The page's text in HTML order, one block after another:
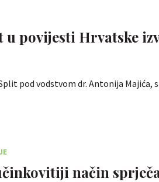
povijesti Hrvatske
pod vodstvom dr. Antonija Majića,
način